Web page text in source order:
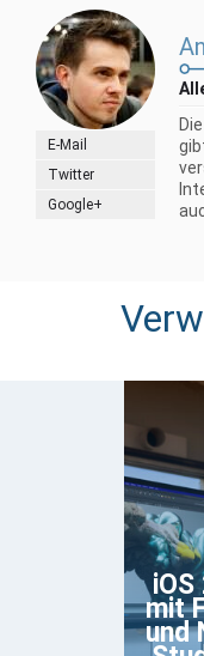
E-Mail
Twitter
Google+
mit
und